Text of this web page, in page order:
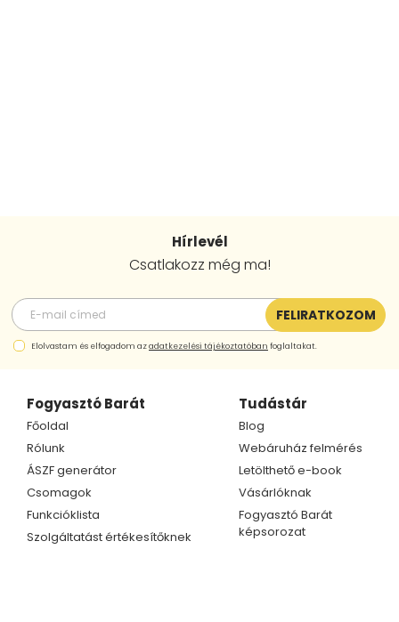
Fogyasztó Barát
Főoldal
Rólunk
ÁSZF generátor
Csomagok
Funkcióklista
Szolgáltatást értékesítőknek
Tudástár
Blog
Webáruház felmérés
Letölthető e-book
Vásárlóknak
Fogyasztó Barát
képsorozat
Hírlevél
Csatlakozz még ma!
FELIRATKOZOM
Elolvastam és elfogadom azadatkezelési tájékoztatóban foglaltakat.